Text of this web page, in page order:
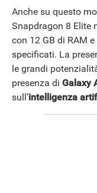
Anche su questo
Snapdragon 8 Elite
con 12 GB di RAM
specificati. La
le grandi
presenza di Galaxy
sull’intelligenza